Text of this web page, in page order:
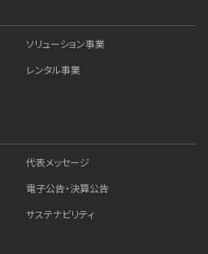
ソリューション事業
レンタル事業
代表メッセージ
電子公告・決算公告
サステナビリティ